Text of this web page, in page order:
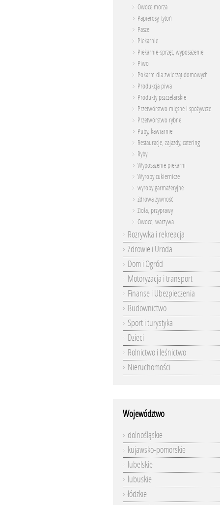
Owoce morza
Papierosy, tytoń
Pasze
Piekarnie
Piekarnie-sprzęt, wyposażenie
Piwo
Pokarm dla zwierząt domowych
Produkcja piwa
Produkty pszczelarskie
Przetwórstwo mięsne i spożywcze
Przetwórstwo rybne
Puby, kawiarnie
Restauracje, zajazdy, catering
Ryby
Wyposażenie piekarni
Wyroby cukiernicze
wyroby garmażeryjne
Zdrowa żywność
Zioła, przyprawy
Owoce, warzywa
Rozrywka i rekreacja
Zdrowie i Uroda
Dom i Ogród
Motoryzacja i transport
Finanse i Ubezpieczenia
Budownictwo
Sport i turystyka
Dzieci
Rolnictwo i leśnictwo
Nieruchomości
Województwo
dolnośląskie
kujawsko-pomorskie
lubelskie
lubuskie
łódzkie